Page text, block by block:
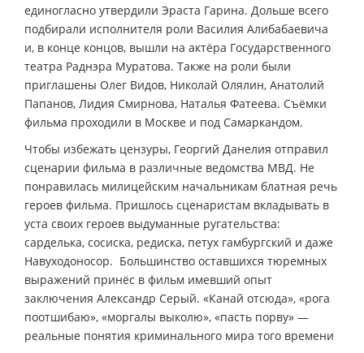
единогласно утвердили Эраста Гарина. Дольше всего
подбирали исполнителя роли Василия Алибабаевича
и, в конце концов, вышли на актёра Государственного
театра Раднэра Муратова. Также на роли были
приглашены Олег Видов, Николай Олялин, Анатолий
Папанов, Лидия Смирнова, Наталья Фатеева. Съёмки
фильма проходили в Москве и под Самаркандом.
Чтобы избежать цензуры, Георгий Данелия отправил
сценарии фильма в различные ведомства МВД. Не
понравилась милицейским начальникам блатная речь
героев фильма. Пришлось сценаристам вкладывать в
уста своих героев выдуманные ругательства:
сарделька, сосиска, редиска, петух гамбургский и даже
Навуходоносор. Большинство оставшихся тюремных
выражений принёс в фильм имевший опыт
заключения Александр Серый. «Канай отсюда», «рога
поотшибаю», «моргалы выколю», «пасть порву» —
реальные понятия криминального мира того времени